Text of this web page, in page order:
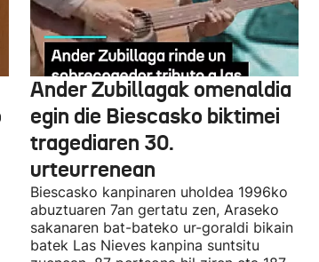
Ander Zubillagak omenaldia
egin die Biescasko biktimei
tragediaren 30.
urteurrenean
Biescasko kanpinaren uholdea 1996ko
abuztuaren 7an gertatu zen, Araseko
sakanaren bat-bateko ur-goraldi bikain
batek Las Nieves kanpina suntsitu